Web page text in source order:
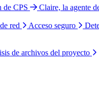
de CPS
Claire, la agente
red Acceso seguro
de archivos del proyecto